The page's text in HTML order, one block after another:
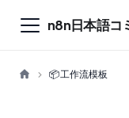
n8n日本語コ
📦 工作流模板